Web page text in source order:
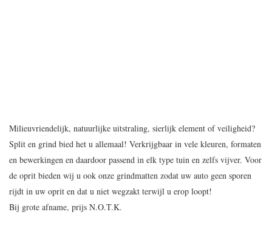
Milieuvriendelijk, natuurlijke uitstraling, sierlijk element of veiligheid?
Split en grind bied het u allemaal! Verkrijgbaar in vele kleuren, formaten
en bewerkingen en daardoor passend in elk type tuin en zelfs vijver. Voor
de oprit bieden wij u ook onze grindmatten zodat uw auto geen sporen
rijdt in uw oprit en dat u niet wegzakt terwijl u erop loopt!
Bij grote afname, prijs N.O.T.K.